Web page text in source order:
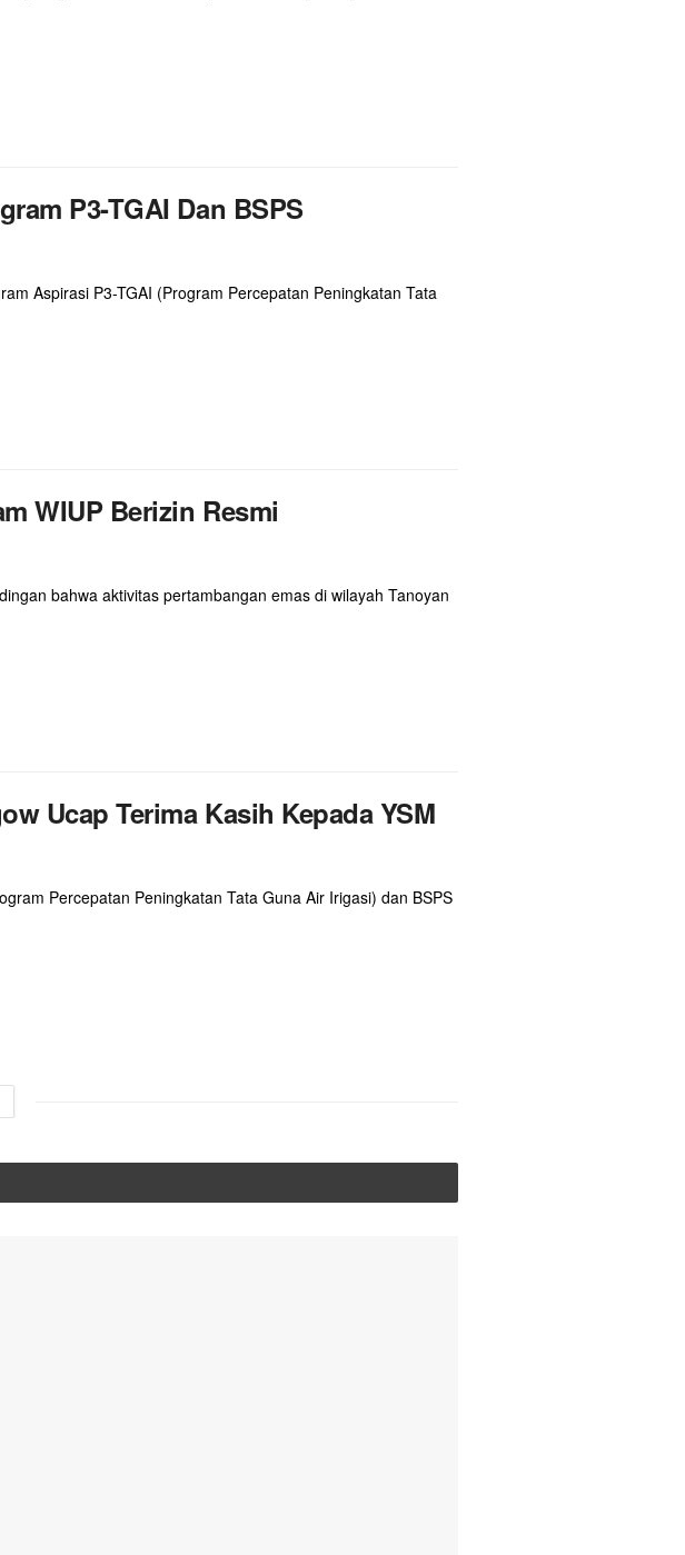
P3-TGAI Dan BSPS
Aspirasi P3-TGAI (Program Percepatan Peningkatan Tata
WIUP Berizin Resmi
bahwa aktivitas pertambangan emas di wilayah Tanoyan
Ucap Terima Kasih Kepada YSM
Percepatan Peningkatan Tata Guna Air Irigasi) dan BSPS